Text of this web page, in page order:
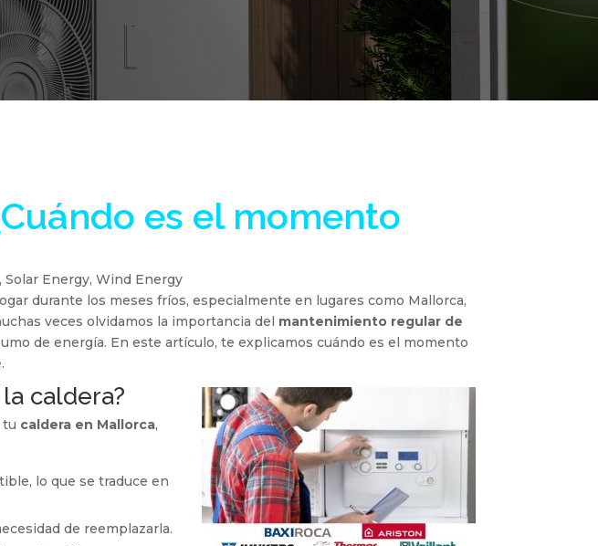
es el momento
,Solar Energy,Wind Energy
durante los meses fríos, especialmente en lugares como Mallorca,
veces olvidamos la importancia del mantenimiento regular de
de energía. En este artículo, te explicamos cuándo es el momento
caldera?
tu caldera en Mallorca,
lo que se traduce en
de reemplazarla.